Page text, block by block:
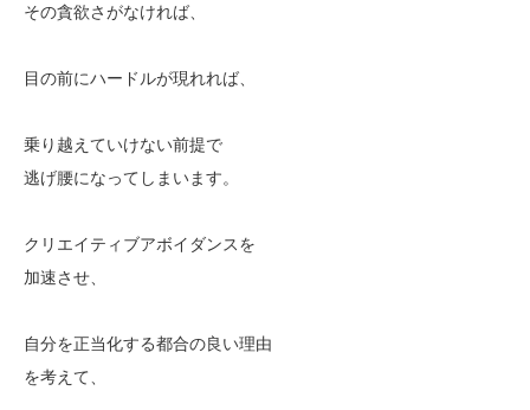
その貪欲さがなければ、
目の前にハードルが現れれば、
乗り越えていけない前提で
逃げ腰になってしまいます。
クリエイティブアボイダンスを
加速させ、
自分を正当化する都合の良い理由
を考えて、